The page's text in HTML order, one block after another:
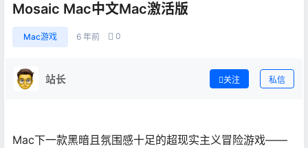
Mosaic Mac中文Mac激活版
Mac游戏 6 年前 0
站长 关注 私信
Mac下一款黑暗且氛围感十足的超现实主义冒险游戏——